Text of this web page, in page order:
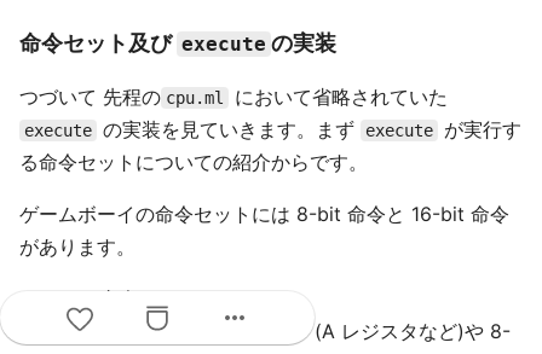
命令セット及び execute の実装
つづいて 先程の cpu.ml において省略されていた
execute の実装を見ていきます。まず execute
が実行す
る命令セットについての紹介からです。
ゲームボーイの命令セットには 8-bit 命令と 16-bit 命令
があります。
8-bit 命令:
引数部分に 8-bit レジスタ (A レジスタなど)や 8-
more_horiz